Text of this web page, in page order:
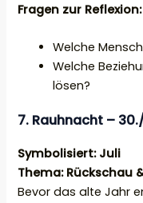
Fragen zur Reflexion:
Welche
Welche
lösen?
7. Rauhnacht –
Symbolisiert: Juli
Thema: Rückschau
Bevor das alte Jahr